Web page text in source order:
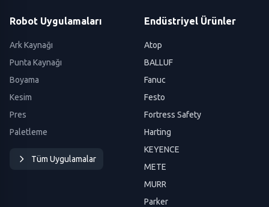
Robot Uygulamaları
Ark Kaynağı
Punta Kaynağı
Boyama
Kesim
Pres
Paletleme
Tüm Uygulamalar
Endüstriyel Ürünler
Atop
BALLUF
Fanuc
Festo
Fortress Safety
Harting
KEYENCE
METE
MURR
Parker